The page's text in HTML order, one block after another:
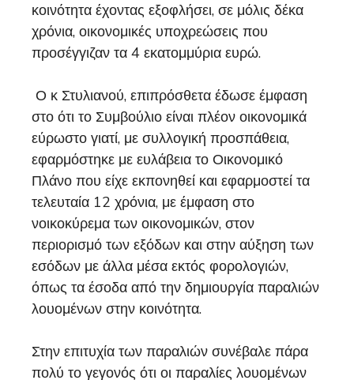
κοινότητα έχοντας εξοφλήσει, σε μόλις δέκα
χρόνια, οικονομικές υποχρεώσεις που
προσέγγιζαν τα 4 εκατομμύρια ευρώ.
Ο κ Στυλιανού, επιπρόσθετα έδωσε έμφαση
στο ότι το Συμβούλιο είναι πλέον οικονομικά
εύρωστο γιατί, με συλλογική προσπάθεια,
εφαρμόστηκε με ευλάβεια το Οικονομικό
Πλάνο που είχε εκπονηθεί και εφαρμοστεί τα
τελευταία 12 χρόνια, με έμφαση στο
νοικοκύρεμα των οικονομικών, στον
περιορισμό των εξόδων και στην αύξηση των
εσόδων με άλλα μέσα εκτός φορολογιών,
όπως τα έσοδα από την δημιουργία παραλιών
λουομένων στην κοινότητα.
Στην επιτυχία των παραλιών συνέβαλε πάρα
πολύ το γεγονός ότι οι παραλίες λουομένων